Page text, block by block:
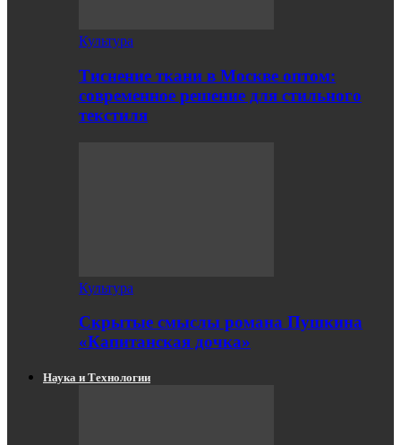
Культура
Тиснение ткани в Москве оптом:
современное решение для стильного
текстиля
Культура
Скрытые смыслы романа Пушкина
«Капитанская дочка»
Наука и Технологии